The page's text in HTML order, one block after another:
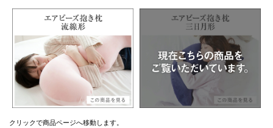
クリックで商品ページへ移動します。